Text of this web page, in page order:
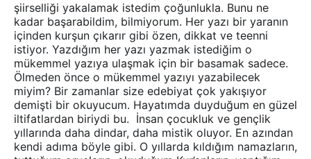
şiirselliği yakalamak istedim çoğunlukla. Bunu ne
kadar başarabildim, bilmiyorum. Her yazı bir yaranın
içinden kurşun çıkarır gibi özen, dikkat ve teenni
istiyor. Yazdığım her yazı yazmak istediğim o
mükemmel yazıya ulaşmak için bir basamak sadece.
Ölmeden önce o mükemmel yazıyı yazabilecek
miyim? Bir zamanlar size edebiyat çok yakışıyor
demişti bir okuyucum. Hayatımda duyduğum en güzel
iltifatlardan biriydi bu. İnsan çocukluk ve gençlik
yıllarında daha dindar, daha mistik oluyor. En azından
kendi adıma böyle gibi. O yıllarda kıldığım namazların,